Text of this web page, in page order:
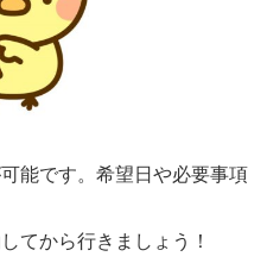
能です。希望日や必要事項
てから行きましょう！